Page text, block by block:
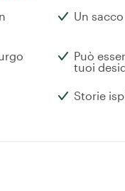
Un
Può
tuoi
Storie